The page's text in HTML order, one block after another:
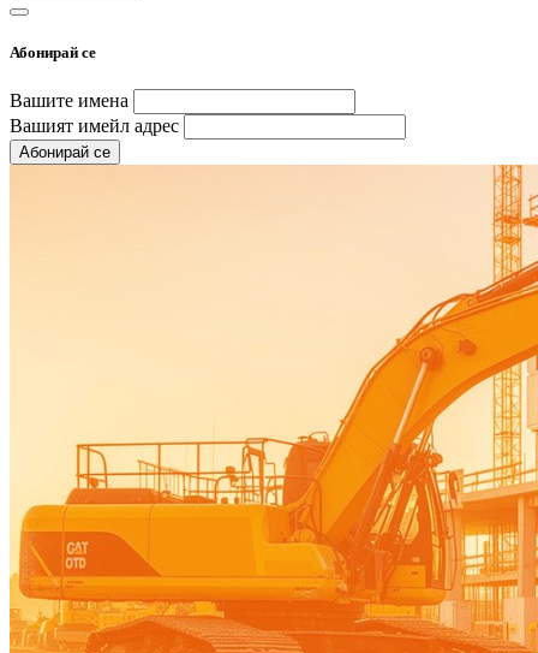
Абонирай се
Вашите имена
Вашият имейл адрес
Абонирай се